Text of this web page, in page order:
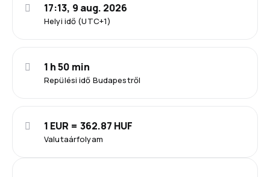
Helyi idő (UTC+1)
17:13, 9 aug. 2026
Repülési idő Budapestről
1 h 50 min
Valutaárfolyam
1 EUR = 362.87 HUF